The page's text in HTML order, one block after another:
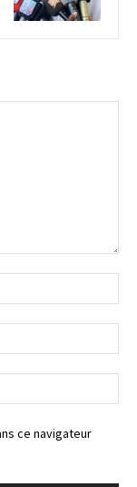
:*
:*
:
ce navigateur